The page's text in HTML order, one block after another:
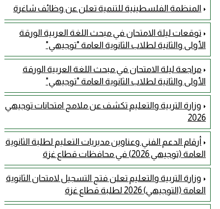
المنظمة الفلسطينية للتنمية تعلن عن وظائف شاغرة
توقعات ليلة الامتحان في مبحث اللغة العربية الورقة
الأولى والثانية لطلاب الثانوية العامة "توجيهي"
مراجعة ليلة الامتحان في مبحث اللغة العربية الورقة
الأولى والثانية لطلاب الثانوية العامة "توجيهي"
وزارة التربية والتعليم تكشف عن ملامح امتحانات توجيهي
2026
أرقام الدعم الفني وعناوين مديريات التعليم لطلبة الثانوية
العامة (توجيهي 2026) في محافظات قطاع غزة
وزارة التربية والتعليم تعلن فتح التسجيل لامتحان الثانوية
العامة (التوجيهي) 2026 لطلبة قطاع غزة